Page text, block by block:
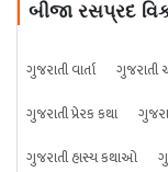
બીજા રસપ્રદ
ગુજરાતી વાર્તા ગુજરાતી
ગુજરાતી પ્રેરક કથા
ગુજરાતી હાસ્ય કથાઓ